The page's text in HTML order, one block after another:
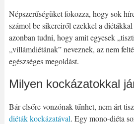
Népszerűségüket fokozza, hogy sok
számol be sikereiről ezekkel a
azonban tudni, hogy amit egyesek
„villámdiétának” neveznek, az nem
egészséges megoldást.
Milyen kockázatokkal
Bár elsőre vonzónak tűnhet, nem árt
diéták kockázatával. Egy mono-diéta